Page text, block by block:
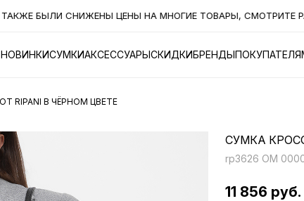
БЫЛИ СНИЖЕНЫ ЦЕНЫ НА МНОГИЕ ТОВАРЫ, СМОТРИТЕ
НОВИНКИСУМКИАКСЕССУАРЫСКИДКИБРЕНДЫ
RIPANI В ЧЁРНОМ ЦВЕТЕ
СУМКА
rp3626 OM
11 856 руб.